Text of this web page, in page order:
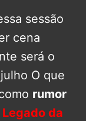
sessão
cena
será o
O que
rumor
Legado da